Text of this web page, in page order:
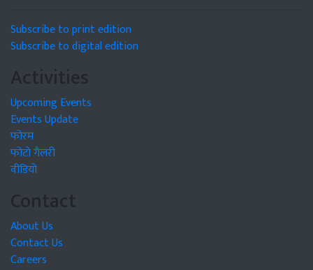
Subscribe to print edition
Subscribe to digital edition
Activities
Upcoming Events
Events Update
फोरम
फोटो गैलरी
वीडियो
Contact
About Us
Contact Us
Careers